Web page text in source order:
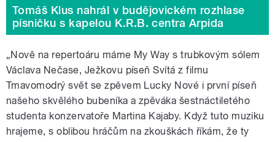
Tomáš Klus nahrál v budějovickém rozhlase
písničku s kapelou K.R.B. centra Arpida
„Nově na repertoáru máme My Way s trubkovým sólem
Václava Nečase, Ježkovu píseň Svítá z filmu
Tmavomodrý svět se zpěvem Lucky Nové i první píseň
našeho skvělého bubeníka a zpěváka šestnáctiletého
studenta konzervatoře Martina Kajaby. Když tuto muziku
hrajeme, s oblibou hráčům na zkouškách říkám, že ty